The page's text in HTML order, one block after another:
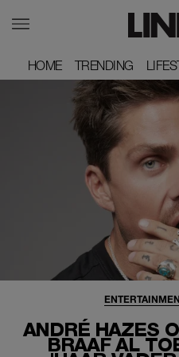
HOME
HOME TRENDING
TRENDING
ANDRÉ HAZES
BRAAF AL